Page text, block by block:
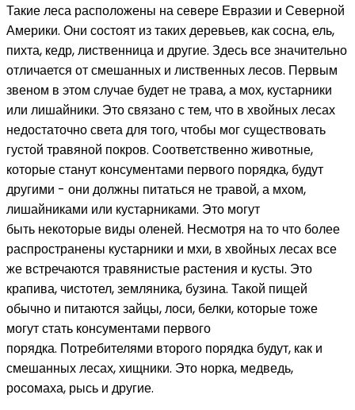
Такие леса расположены на севере Евразии и Северной
Америки. Они состоят из таких деревьев, как сосна, ель,
пихта, кедр, лиственница и другие. Здесь все значительно
отличается от смешанных и лиственных лесов. Первым
звеном в этом случае будет не трава, а мох, кустарники
или лишайники. Это связано с тем, что в хвойных лесах
недостаточно света для того, чтобы мог существовать
густой травяной покров. Соответственно животные,
которые станут консументами первого порядка, будут
другими - они должны питаться не травой, а мхом,
лишайниками или кустарниками. Это могут
быть некоторые виды оленей. Несмотря на то что более
распространены кустарники и мхи, в хвойных лесах все
же встречаются травянистые растения и кусты. Это
крапива, чистотел, земляника, бузина. Такой пищей
обычно и питаются зайцы, лоси, белки, которые тоже
могут стать консументами первого
порядка. Потребителями второго порядка будут, как и
смешанных лесах, хищники. Это норка, медведь,
росомаха, рысь и другие.